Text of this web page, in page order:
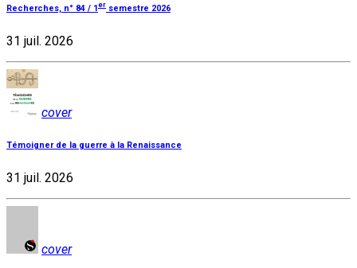
Recherches, n° 84 / 1 er semestre 2026
31 juil. 2026
cover
Témoigner de la guerre à la Renaissance
31 juil. 2026
cover